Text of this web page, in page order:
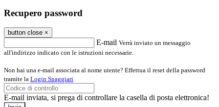
Recupero password
button close ×
E-mail Verrà inviato un messaggio
all'indirizzo indicato con le istruzioni necessarie.
Non hai una e-mail associata al nome utente? Effettua il reset della password
tramite la Login Spaggiari
E-mail inviata, si prega di controllare la casella di posta elettronica!